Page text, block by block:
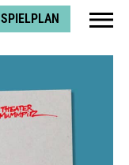
SPIELPLAN